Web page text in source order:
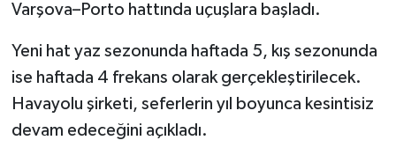
Varşova–Porto hattında uçuşlara başladı.
Yeni hat yaz sezonunda haftada 5, kış sezonunda
ise haftada 4 frekans olarak gerçekleştirilecek.
Havayolu şirketi, seferlerin yıl boyunca kesintisiz
devam edeceğini açıkladı.